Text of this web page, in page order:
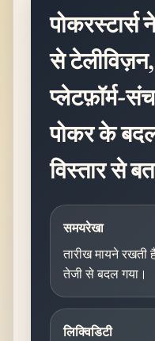
पोकरस्टार्स
से
प्लेटफ़ॉर्म-
पोकर के
विस्तार से
समयरेखा
तारीख मायने रखती
तेजी से बदल गया।
लिक्विडिटी